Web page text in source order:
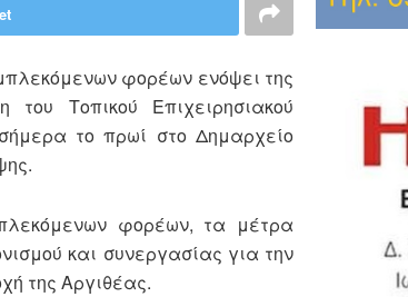
φορέων ενόψει της
Τοπικού Επιχειρησιακού
το πρωί στο Δημαρχείο
φορέων, τα μέτρα
και συνεργασίας για την
της Αργιθέας.